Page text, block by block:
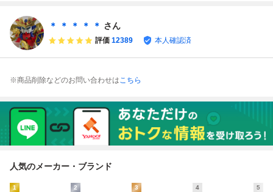
＊ ＊ ＊ ＊ ＊ さん
評価 12389 本人確認済
※商品削除などのお問い合わせはこちら
人気のメーカー・ブランド
1 2 3 4 5